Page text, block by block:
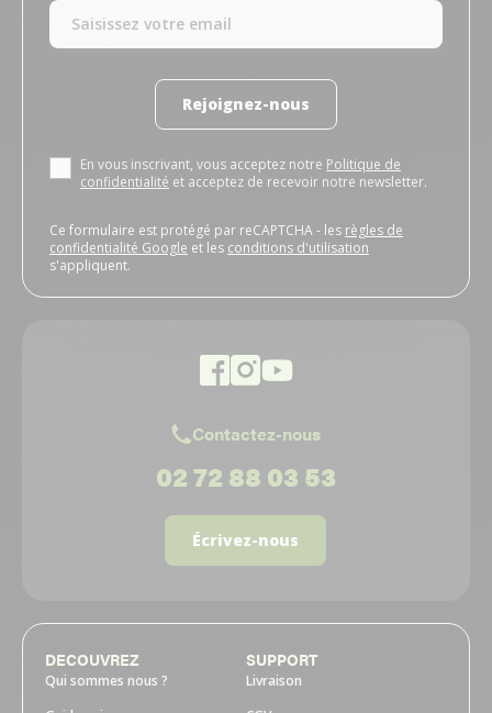
Rejoignez-nous
En vous inscrivant, vous acceptez notre Politique de
confidentialité et acceptez de recevoir notre newsletter.
Ce formulaire est protégé par reCAPTCHA - les règles de
confidentialité Google et les conditions d'utilisation
s'appliquent.
Contactez-nous
02 72 88 03 53
Écrivez-nous
DECOUVREZ
Qui sommes nous ?
SUPPORT
Livraison